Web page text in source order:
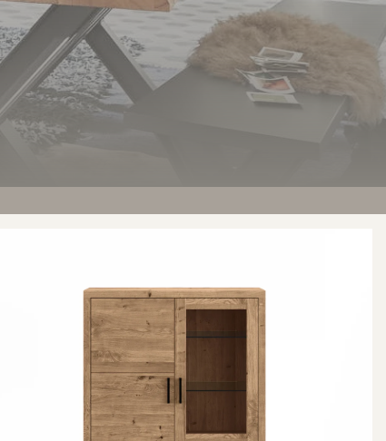
Woodstock Highboard 11585